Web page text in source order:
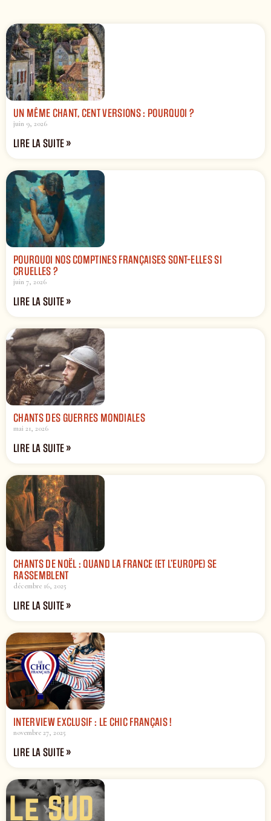
UN MÊME CHANT, CENT VERSIONS : POURQUOI ?
juin 9, 2026
LIRE LA SUITE »
POURQUOI NOS COMPTINES FRANÇAISES SONT-ELLES SI
CRUELLES ?
juin 7, 2026
LIRE LA SUITE »
CHANTS DES GUERRES MONDIALES
mai 21, 2026
LIRE LA SUITE »
CHANTS DE NOËL : QUAND LA FRANCE (ET L’EUROPE) SE
RASSEMBLENT
décembre 16, 2025
LIRE LA SUITE »
INTERVIEW EXCLUSIF : LE CHIC FRANÇAIS !
novembre 27, 2025
LIRE LA SUITE »